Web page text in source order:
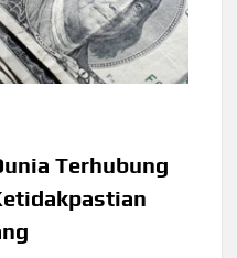
Terhubung